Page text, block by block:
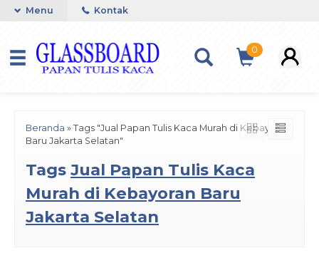
Menu Kontak
0
Beranda » Tags "Jual Papan Tulis Kaca Murah di Kebayoran
Baru Jakarta Selatan"
Tags Jual Papan Tulis Kaca
Murah di Kebayoran Baru
Jakarta Selatan